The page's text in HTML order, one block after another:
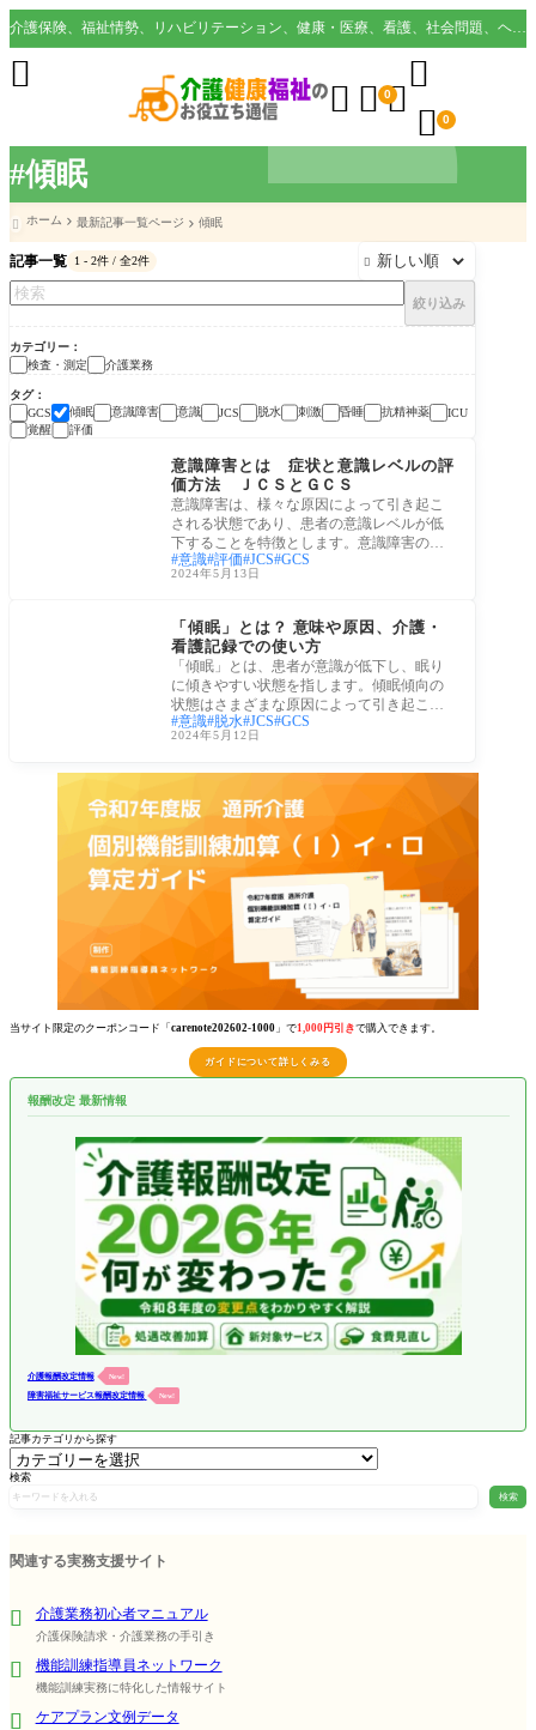
#傾眠
介護保険、福祉情勢、リハビリテーション、健康・医療、看護、社会問題、ヘルスケア業界など様々な切り口から役立つ情報を配信。
  0

 0

 ホーム 最新記事一覧ページ 傾眠
記事一覧 1 - 2件 / 全2件 
絞り込み
カテゴリー
検査・測定
介護業務
タグ
GCS
傾眠 意識障害 意識 JCS 脱水 刺激 昏睡 抗精神薬
ICU
覚醒
評価
意識障害とは 症状と意識レベルの評
価方法 ＪＣＳとＧＣＳ
意識障害は、様々な原因によって引き起こ
される状態であり、患者の意識レベルが低
下することを特徴とします。意識障害の症
状や意
意識 評価 JCS GCS
2024年5月13日
「傾眠」とは？ 意味や原因、介護・
看護記録での使い方
「傾眠」とは、患者が意識が低下し、眠り
に傾きやすい状態を指します。傾眠傾向の
状態はさまざまな原因によって引き起こさ
れ、適
意識 脱水 JCS GCS
2024年5月12日
当サイト限定のクーポンコード「 carenote202602-1000 」で1,000円引きで購入できます。
ガイドについて詳しくみる
報酬改定 最新情報
介護報酬改定情報 New!
障害福祉サービス報酬改定情報 New!
記事カテゴリから探す
検索
検索
関連する実務支援サイト
介護業務初心者マニュアル
介護保険請求・介護業務の手引き
機能訓練指導員ネットワーク
機能訓練実務に特化した情報サイト
ケアプラン文例データ